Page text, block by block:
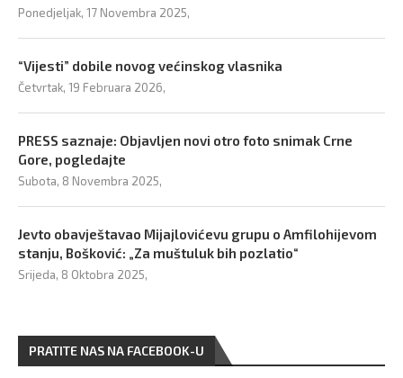
Ponedjeljak, 17 Novembra 2025,
“Vijesti” dobile novog većinskog vlasnika
Četvrtak, 19 Februara 2026,
PRESS saznaje: Objavljen novi otro foto snimak Crne
Gore, pogledajte
Subota, 8 Novembra 2025,
Jevto obavještavao Mijajlovićevu grupu o Amfilohijevom
stanju, Bošković: „Za muštuluk bih pozlatio“
Srijeda, 8 Oktobra 2025,
PRATITE NAS NA FACEBOOK-U